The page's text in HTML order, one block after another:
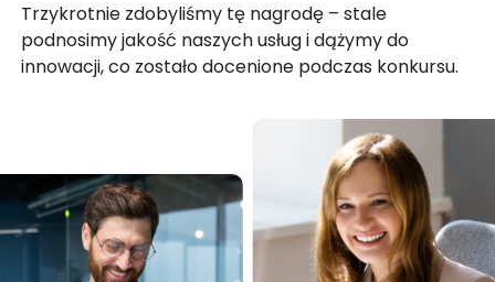
Trzykrotnie zdobyliśmy tę nagrodę – stale
podnosimy jakość naszych usług i dążymy do
innowacji, co zostało docenione podczas konkursu.